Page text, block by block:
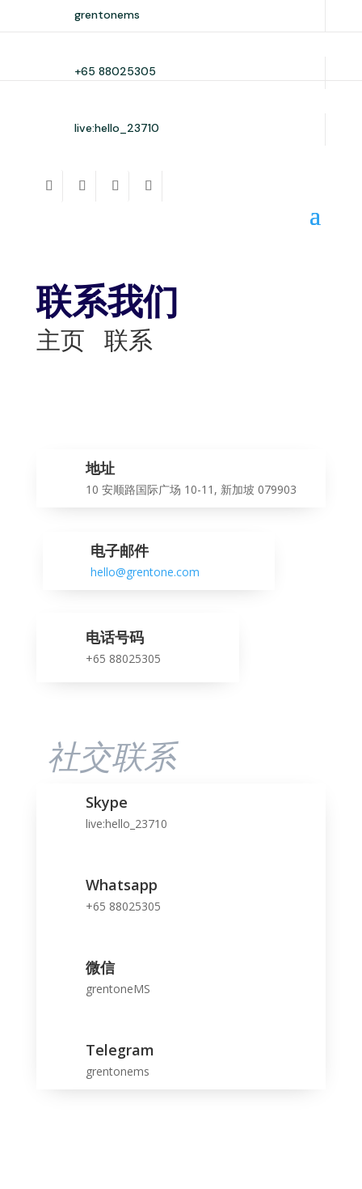
grentonems
+65 88025305
live:hello_23710
联系我们
主页 联系
地址
10 安顺路国际广场 10-11, 新加坡 079903
电子邮件
hello@grentone.com
电话号码
+65 88025305
社交联系
Skype
live:hello_23710
Whatsapp
+65 88025305
微信
grentoneMS
Telegram
grentonems